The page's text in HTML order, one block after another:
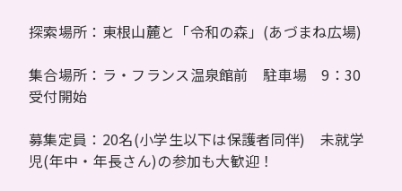
探索場所：東根山麓と「令和の森」(あづまね広場)
集合場所：ラ・フランス温泉館前 駐車場 9：30
受付開始
募集定員：20名(小学生以下は保護者同伴) 未就学
児(年中・年長さん)の参加も大歓迎！